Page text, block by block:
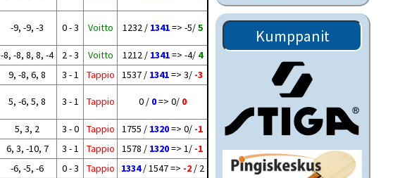
-9, -9, -3 0 - 3 Voitto 1232 / 1341=> -5/5
-8, -8, 8, 8, -4 2 - 3 Voitto 1212 / 1341=> -4/ 4
9, -8, 6, 8 3 - 1 Tappio 1537 / 1341=> 3/ -3
5, -6, 5, 8 3 - 1 Tappio 0 / 0=> 0/ 0
5, 3, 2 3 - 0 Tappio 1755 / 1320=> 0/ -1
6, 3, -10, 7 3 - 1 Tappio 1578 / 1320=> 1/ -1
-6, -5, -6 0 - 3 Tappio 1334/ 1547 => -2/ 2
Kumppanit